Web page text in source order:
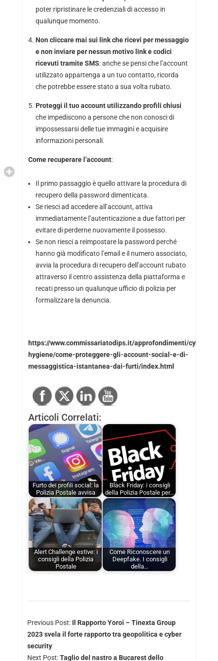
poter ripristinare le credenziali di accesso in
qualunque momento.
Non cliccare mai sui link che ricevi per messaggio
e non inviare per nessun motivo link e codici
ricevuti tramite SMS: anche se pensi che l’account
utilizzato appartenga a un tuo contatto, ricorda
che potrebbe essere stato a sua volta rubato.
Proteggi il tuo account utilizzando profili chiusi
che impediscono a persone che non conosci di
impossessarsi delle tue immagini e acquisire
informazioni personali.
Come recuperare l’account:
Il primo passaggio è quello attivare la procedura di
recupero della password dimenticata.
Se riesci ad accedere all’account, attiva
immediatamente l’autenticazione a due fattori per
evitare di perderne nuovamente il possesso.
Se non riesci a reimpostare la password perché
hanno già modificato l’email e il numero associato,
avvia la procedura di recupero dell’account rubato
attraverso il centro assistenza della piattaforma e
recati presso un qualunque ufficio di polizia per
formalizzare la denuncia.
https://www.commissariatodips.it/approfondimenti/cyber-
hygiene/come-proteggere-gli-account-social-e-di-
messaggistica-istantanea-dai-furti/index.html
Articoli Correlati:
Furto dei profili social: la
Polizia Postale avvisa
Black Friday: i consigli
della Polizia Postale per…
Alert Challenge estive: i
consigli della Polizia
Postale
Come Riconoscere un
Deepfake. I consigli
della…
Previous Post: Il Rapporto Yoroi – Tinexta Group
2023 svela il forte rapporto tra geopolitica e cyber
security
Next Post:Taglio del nastro a Bucarest dello